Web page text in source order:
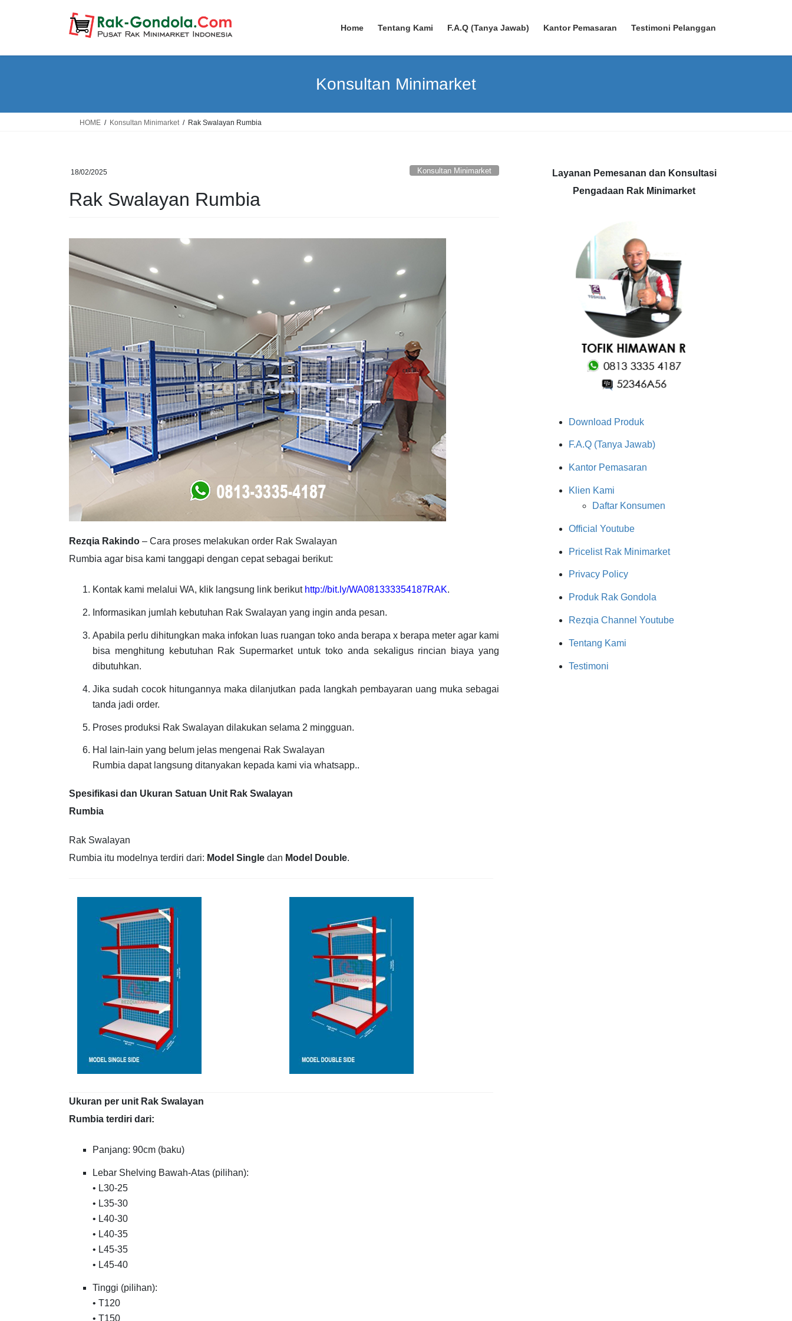
Home Tentang Kami F.A.Q (Tanya Jawab) Kantor Pemasaran Testimoni Pelanggan
Konsultan Minimarket
HOME Konsultan Minimarket Rak Swalayan Rumbia
18/02/2025 Konsultan Minimarket
Rak Swalayan Rumbia
Rezqia Rakindo – Cara proses melakukan order Rak Swalayan
Rumbia agar bisa kami tanggapi dengan cepat sebagai berikut:
Kontak kami melalui WA, klik langsung link berikut http://bit.ly/WA081333354187RAK.
Informasikan jumlah kebutuhan Rak Swalayan yang ingin anda pesan.
Apabila perlu dihitungkan maka infokan luas ruangan toko anda berapa x berapa meter agar kami
bisa menghitung kebutuhan Rak Supermarket untuk toko anda sekaligus rincian biaya yang
dibutuhkan.
Jika sudah cocok hitungannya maka dilanjutkan pada langkah pembayaran uang muka sebagai
tanda jadi order.
Proses produksi Rak Swalayan dilakukan selama 2 mingguan.
Hal lain-lain yang belum jelas mengenai Rak Swalayan
Rumbia dapat langsung ditanyakan kepada kami via whatsapp..
Spesifikasi dan Ukuran Satuan Unit Rak Swalayan
Rumbia
Rak Swalayan
Rumbia itu modelnya terdiri dari: Model Single dan Model Double.
Ukuran per unit Rak Swalayan
Rumbia terdiri dari:
Panjang: 90cm (baku)
Lebar Shelving Bawah-Atas (pilihan):
• L30-25
• L35-30
• L40-30
• L40-35
• L45-35
• L45-40
Tinggi (pilihan):
• T120
• T150
Layanan Pemesanan dan Konsultasi
Pengadaan Rak Minimarket
Download Produk
F.A.Q (Tanya Jawab)
Kantor Pemasaran
Klien Kami
Daftar Konsumen
Official Youtube
Pricelist Rak Minimarket
Privacy Policy
Produk Rak Gondola
Rezqia Channel Youtube
Tentang Kami
Testimoni